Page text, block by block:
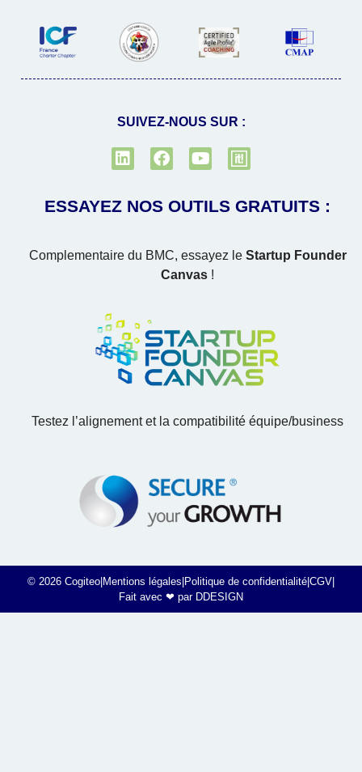
SUIVEZ-NOUS SUR :
ESSAYEZ NOS OUTILS GRATUITS :
Complementaire du BMC, essayez le Startup Founder
Canvas !
Testez l’alignement et la compatibilité équipe/business
© 2026 Cogiteo Mentions légales Politique de confidentialité CGV
Fait avec ❤ par DDESIGN